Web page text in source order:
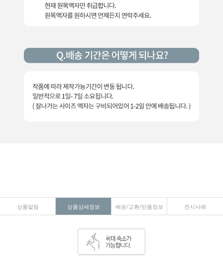
상품알림 상품상세정보 배송/교환/반품정보 전시사례